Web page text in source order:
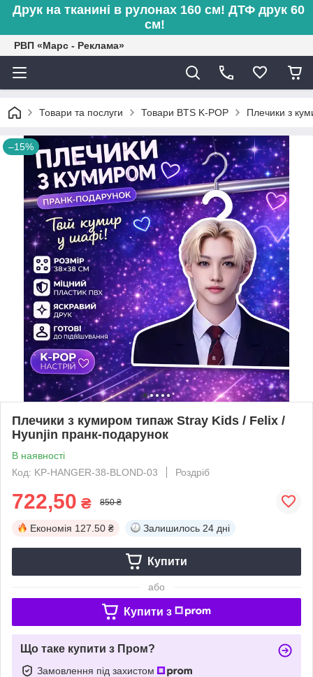
Друк на тканині в рулонах 160 см! ДТФ друк 60
см!
РВП «Марс - Реклама»
Товари та послуги Товари BTS K-POP Плечики з
–15%
Плечики з кумиром типаж Stray Kids / Felix /
Hyunjin пранк-подарунок
В наявності
Код: KP-HANGER-38-BLOND-03
Роздріб
722,50 ₴ 850 ₴
Економія 127.50 ₴ Залишилось 24 дні
Купити
або
Купити з
Що таке купити з Пром?
Замовлення під захистом